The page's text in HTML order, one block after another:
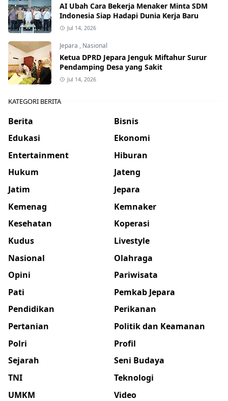
AI Ubah Cara Bekerja Menaker Minta SDM
Indonesia Siap Hadapi Dunia Kerja Baru
Jul 14, 2026
Jepara , Nasional
Ketua DPRD Jepara Jenguk Miftahur Surur
Pendamping Desa yang Sakit
Jul 14, 2026
KATEGORI BERITA
Berita
Bisnis
Edukasi
Ekonomi
Entertainment
Hiburan
Hukum
Jateng
Jatim
Jepara
Kemenag
Kemnaker
Kesehatan
Koperasi
Kudus
Livestyle
Nasional
Olahraga
Opini
Pariwisata
Pati
Pemkab Jepara
Pendidikan
Perikanan
Pertanian
Politik dan Keamanan
Polri
Profil
Sejarah
Seni Budaya
TNI
Teknologi
UMKM
Video